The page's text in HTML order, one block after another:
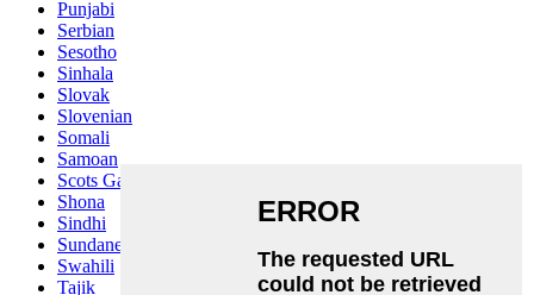
Punjabi
Serbian
Sesotho
Sinhala
Slovak
Slovenian
Somali
Samoan
Scots Gaelic
Shona
Sindhi
Sundanese
Swahili
Tajik